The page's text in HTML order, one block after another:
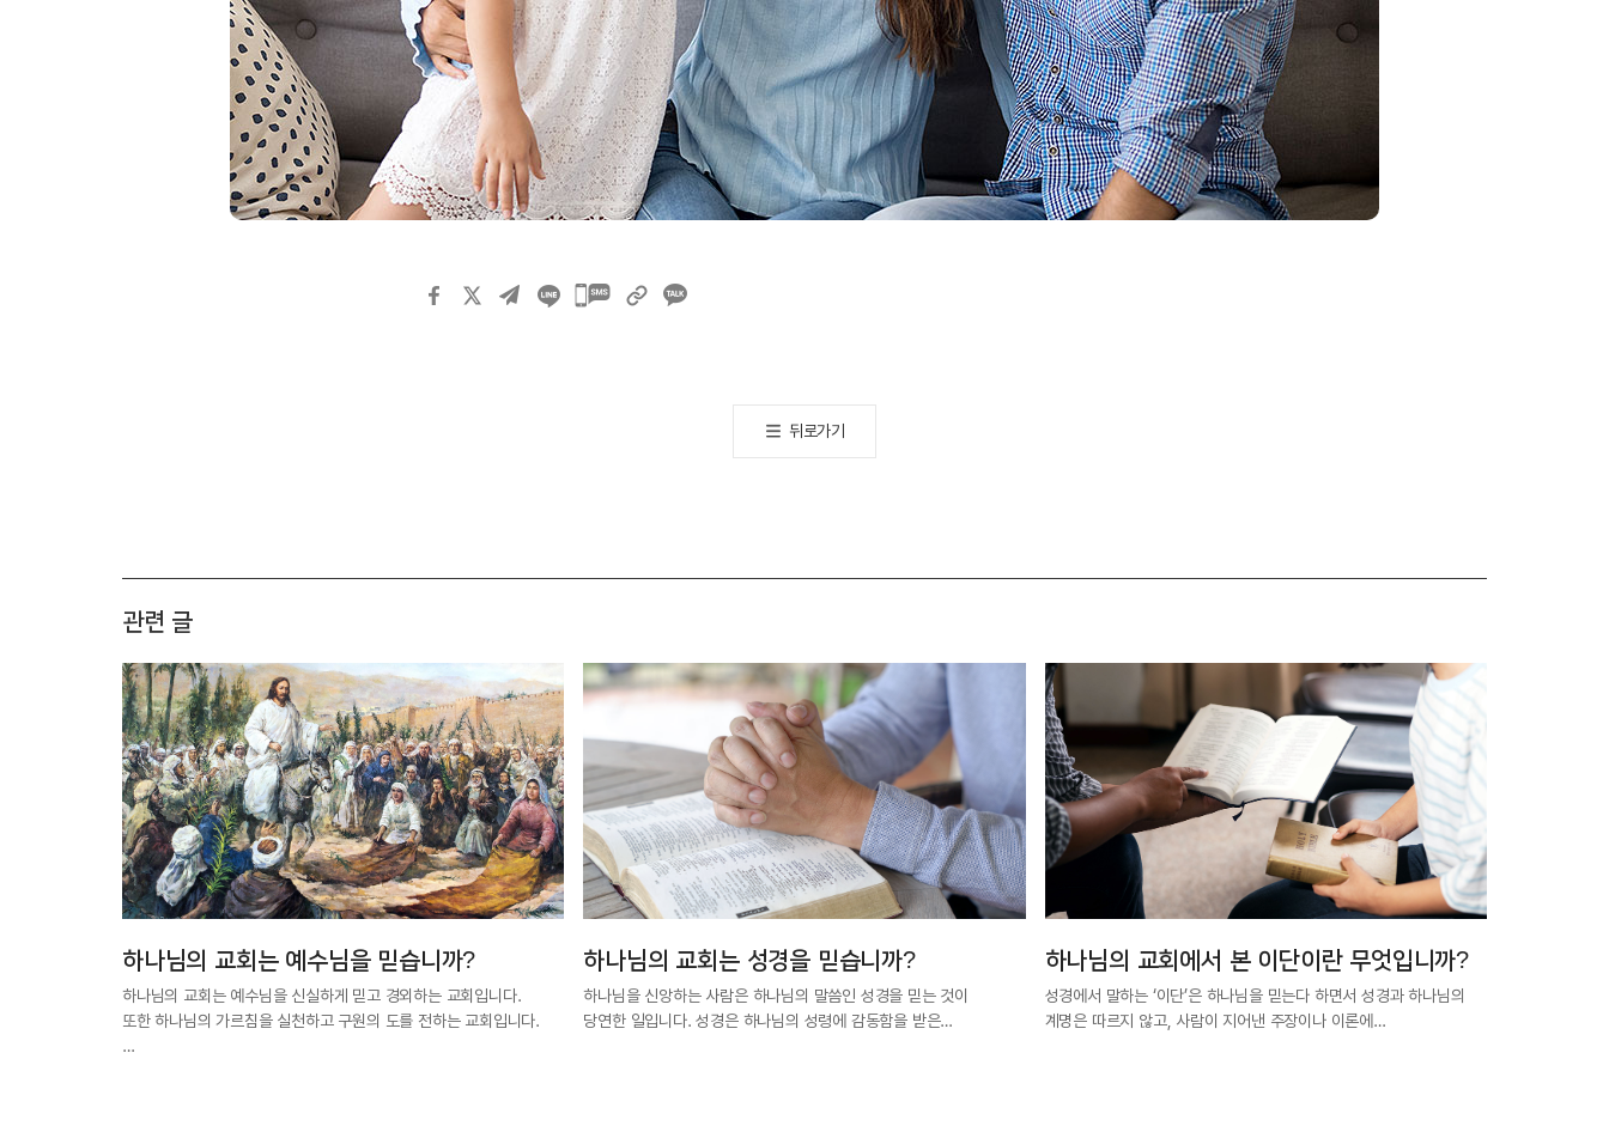
카카오톡
뒤로가기
관련 글
하나님의 교회는 예수님을 믿습니까?
하나님의 교회는 예수님을 신실하게 믿고 경외하는 교회입니다.
또한 하나님의 가르침을 실천하고 구원의 도를 전하는 교회입니다.
…
하나님의 교회는 성경을 믿습니까?
하나님을 신앙하는 사람은 하나님의 말씀인 성경을 믿는 것이
당연한 일입니다. 성경은 하나님의 성령에 감동함을 받은…
하나님의 교회에서 본 이단이란 무엇입니까?
성경에서 말하는 ‘이단’은 하나님을 믿는다 하면서 성경과 하나님의
계명은 따르지 않고, 사람이 지어낸 주장이나 이론에…